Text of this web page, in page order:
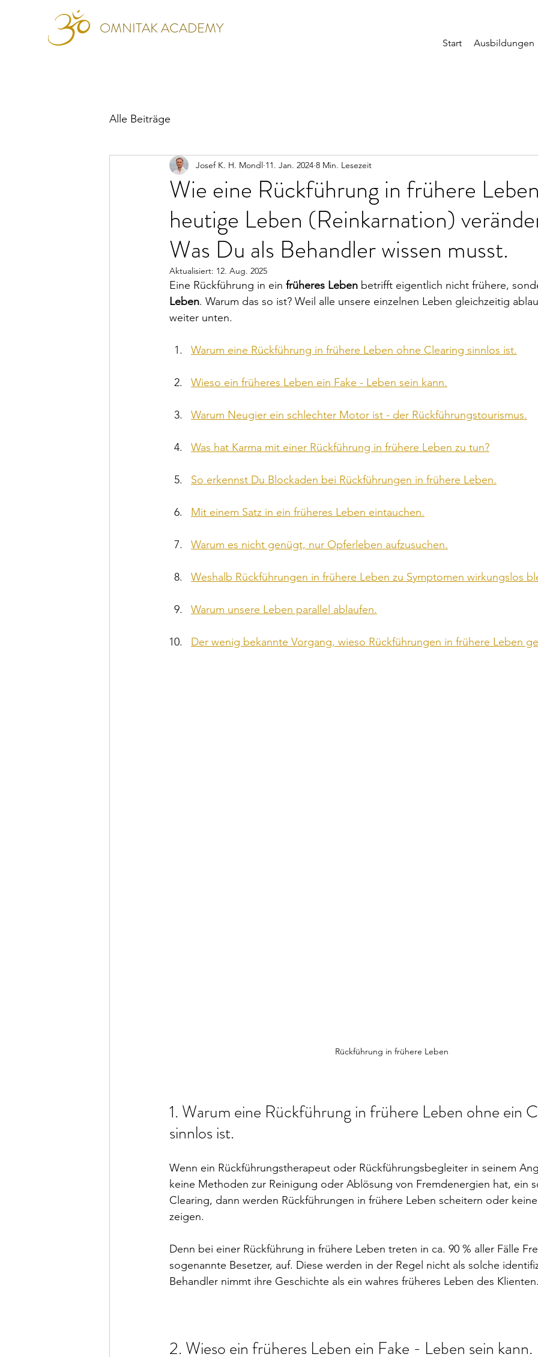
OMNITAK ACADEMY
Start Ausbildungen
Alle Beiträge
Wie eine Rückführung in frühere
heutige Leben (Reinkarnation)
Was Du als Behandler wissen musst.
Josef K. H. Mondl 11. Jan. 2024 8 Min. Lesezeit
Aktualisiert: 12. Aug. 2025
Eine Rückführung in ein früheres Leben betrifft eigentlich nicht frühere,
Leben. Warum das so ist? Weil alle unsere einzelnen Leben gleichzeitig
weiter unten.
Warum eine Rückführung in frühere Leben ohne Clearing sinnlos ist.
Wieso ein früheres Leben ein Fake - Leben sein kann.
Warum Neugier ein schlechter Motor ist - der Rückführungstourismus.
Was hat Karma mit einer Rückführung in frühere Leben zu tun?
So erkennst Du Blockaden bei Rückführungen in frühere Leben.
Mit einem Satz in ein früheres Leben eintauchen.
Warum es nicht genügt, nur Opferleben aufzusuchen.
Weshalb Rückführungen in frühere Leben zu Symptomen wirkungslos
Warum unsere Leben parallel ablaufen.
Der wenig bekannte Vorgang, wieso Rückführungen in frühere Leben
Rückführung in frühere Leben
1. Warum eine Rückführung in frühere Leben ohne ein
sinnlos ist.
Wenn ein Rückführungstherapeut oder Rückführungsbegleiter in seinem
keine Methoden zur Reinigung oder Ablösung von Fremdenergien hat, ein
Clearing, dann werden Rückführungen in frühere Leben scheitern oder
zeigen.
Denn bei einer Rückführung in frühere Leben treten in ca. 90 % aller Fälle
sogenannte Besetzer, auf. Diese werden in der Regel nicht als solche
Behandler nimmt ihre Geschichte als ein wahres früheres Leben des Klienten.
2. Wieso ein früheres Leben ein Fake - Leben sein kann.